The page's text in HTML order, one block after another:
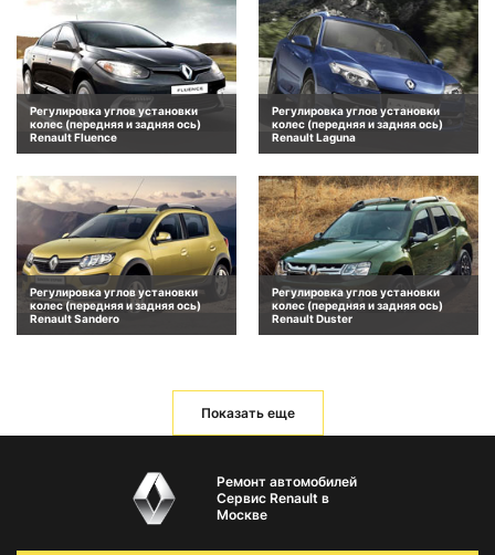
Регулировка углов установки
колес (передняя и задняя ось)
Renault Fluence
Регулировка углов установки
колес (передняя и задняя ось)
Renault Laguna
Регулировка углов установки
колес (передняя и задняя ось)
Renault Sandero
Регулировка углов установки
колес (передняя и задняя ось)
Renault Duster
Показать еще
Ремонт автомобилей
Сервис Renault в
Москве